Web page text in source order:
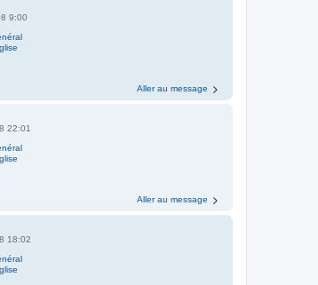
9:00
Aller au message
22:01
Aller au message
18:02